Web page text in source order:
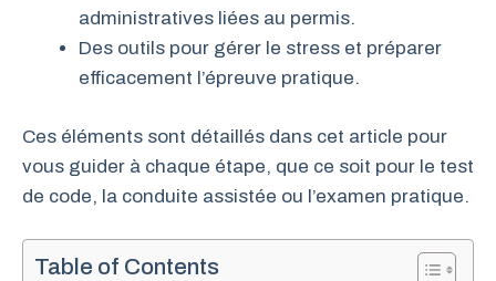
administratives liées au permis.
Des outils pour gérer le stress et préparer
efficacement l’épreuve pratique.
Ces éléments sont détaillés dans cet article pour
vous guider à chaque étape, que ce soit pour le test
de code, la conduite assistée ou l’examen pratique.
Table of Contents